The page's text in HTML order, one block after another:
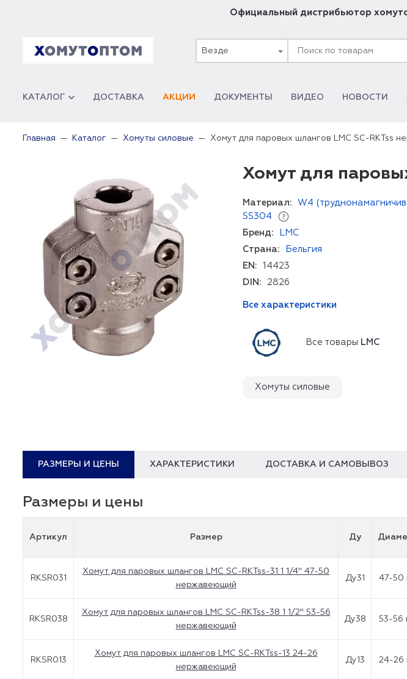
Официальный дистрибьютор
Везде
КАТАЛОГ ДОСТАВКА АКЦИИ ДОКУМЕНТЫ ВИДЕО НОВОСТИ
Главная Каталог Хомуты силовые Хомут для паровых шлангов LMC SC-RKTss
Хомут для
Материал:
W4
SS304
Бренд:
LMC
Страна:
Бельгия
EN:
14423
DIN:
2826
Все характеристики
Все товары LMC
Хомуты силовые
РАЗМЕРЫ И ЦЕНЫ ХАРАКТЕРИСТИКИ ДОСТАВКА И САМОВЫВОЗ
Размеры и цены
Артикул Размер Ду
RKSR031
Хомут для паровых шлангов LMC SC-RKTss-31 1 1/4" 47-50
нержавеющий
Ду31 47-50
RKSR038
Хомут для паровых шлангов LMC SC-RKTss-38 1 1/2" 53-56
нержавеющий
Ду38 53-56
RKSR013
Хомут для паровых шлангов LMC SC-RKTss-13 24-26
нержавеющий
Ду13 24-26